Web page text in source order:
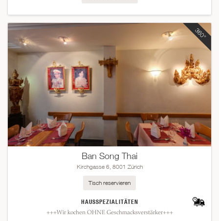
Ban Song Thai
Kirchgasse 6, 8001 Zürich
HAUSSPEZIALITÄTEN
+++Wir kochen OHNE Geschmacksverstärker+++
Tisch reservieren